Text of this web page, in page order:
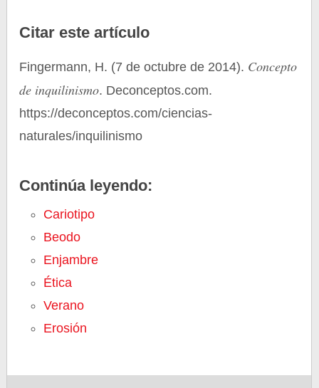
Citar este artículo
Fingermann, H. (7 de octubre de 2014). Concepto
de inquilinismo. Deconceptos.com.
https://deconceptos.com/ciencias-
naturales/inquilinismo
Continúa leyendo:
Cariotipo
Beodo
Enjambre
Ética
Verano
Erosión